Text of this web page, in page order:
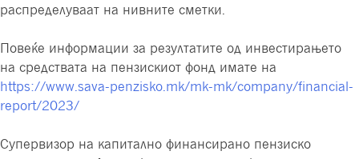
распределуваат на нивните сметки.
Повеќе информации за резултатите од инвестирањето
на средствата на пензискиот фонд имате на
https://www.sava-penzisko.mk/mk-mk/company/financial-
report/2023/
Супервизор на капитално финансирано пензиско